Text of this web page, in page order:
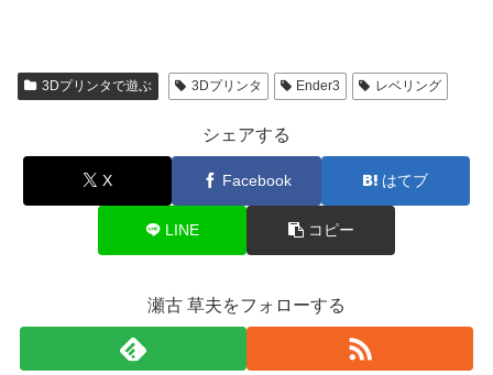
3Dプリンタで遊ぶ 3Dプリンタ Ender3 レベリング
シェアする
X Facebook はてブ
LINE コピー
瀬古 草夫をフォローする